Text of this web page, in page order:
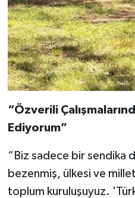
“Özverili
Ediyorum”
“Biz sadece bir sendika
bezenmiş, ülkesi ve
toplum kuruluşuyuz.